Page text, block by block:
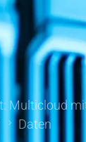
Multicloud
Daten